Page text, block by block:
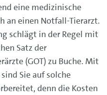
eine medizinische
an einen Notfall-Tierarzt.
schlägt in der Regel mit
Satz der
(GOT) zu Buche. Mit
Sie auf solche
denn die Kosten